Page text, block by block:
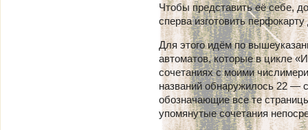
Чтобы представить её себе,
сперва изготовить
Для этого идём по
автоматов, которые в цикле
сочетаниях с моими
названий обнаружилось 22 —
обозначающие все те
упомянутые сочетания